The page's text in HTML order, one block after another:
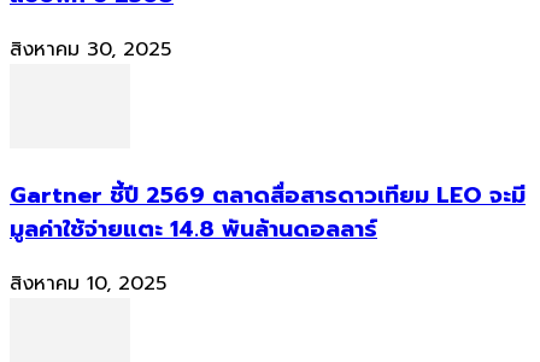
สิงหาคม 30, 2025
Gartner ชี้ปี 2569 ตลาดสื่อสารดาวเทียม LEO จะมี
มูลค่าใช้จ่ายแตะ 14.8 พันล้านดอลลาร์
สิงหาคม 10, 2025